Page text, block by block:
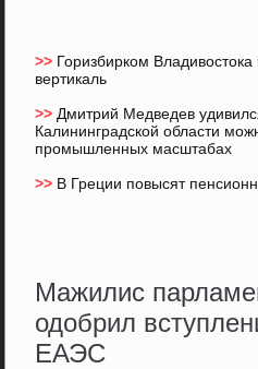
>> Горизбирком
вертикаль
>> Дмитрий Медведев
Калининградской области
промышленных масштабах
>> В Греции повысят
Мажилис
одобрил
ЕАЭС